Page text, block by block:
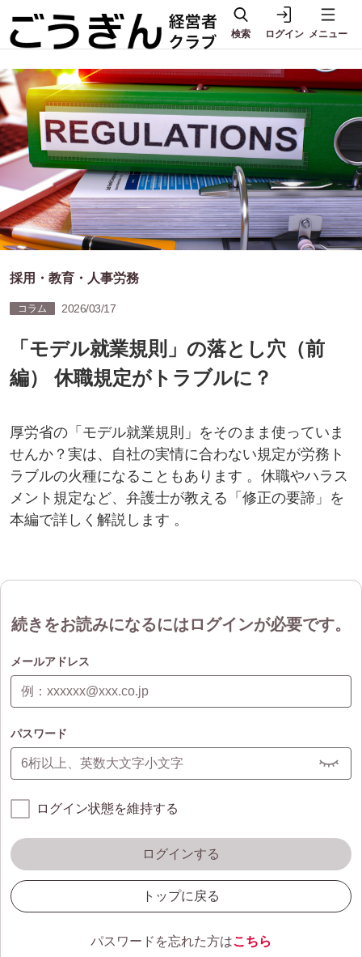
検索 ログイン メニュー
採用・教育・人事労務
コラム 2026/03/17
「モデル就業規則」の落とし穴（前
編） 休職規定がトラブルに？
厚労省の「モデル就業規則」をそのまま使っていま
せんか？実は、自社の実情に合わない規定が労務ト
ラブルの火種になることもあります 。休職やハラス
メント規定など、弁護士が教える「修正の要諦」を
本編で詳しく解説します 。
続きをお読みになるにはログインが必要です。
メールアドレス
パスワード
ログイン状態を維持する
ログインする
トップに戻る
パスワードを忘れた方はこちら